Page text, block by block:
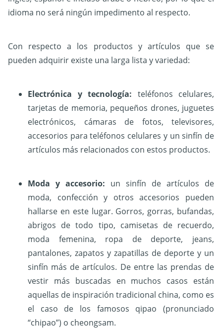
idioma no será ningún impedimento al respecto.
Con respecto a los productos y artículos que se
pueden adquirir existe una larga lista y variedad:
Electrónica y tecnología: teléfonos celulares,
tarjetas de memoria, pequeños drones, juguetes
electrónicos, cámaras de fotos, televisores,
accesorios para teléfonos celulares y un sinfín de
artículos más relacionados con estos productos.
Moda y accesorio: un sinfín de artículos de
moda, confección y otros accesorios pueden
hallarse en este lugar. Gorros, gorras, bufandas,
abrigos de todo tipo, camisetas de recuerdo,
moda femenina, ropa de deporte, jeans,
pantalones, zapatos y zapatillas de deporte y un
sinfín más de artículos. De entre las prendas de
vestir más buscadas en muchos casos están
aquellas de inspiración tradicional china, como es
el caso de los famosos qipao (pronunciado
“chipao”) o cheongsam.